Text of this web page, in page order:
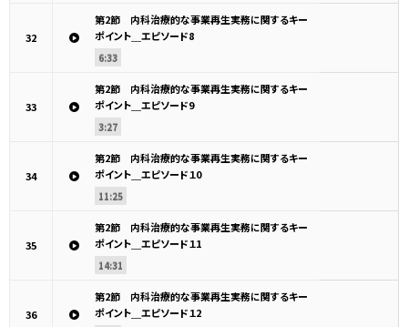
32
第2節 内科治療的な事業再生実務に関するキー
ポイント＿エピソード8
6:33
33
第2節 内科治療的な事業再生実務に関するキー
ポイント＿エピソード9
3:27
34
第2節 内科治療的な事業再生実務に関するキー
ポイント＿エピソード１0
11:25
35
第2節 内科治療的な事業再生実務に関するキー
ポイント＿エピソード１1
14:31
36
第2節 内科治療的な事業再生実務に関するキー
ポイント＿エピソード１2